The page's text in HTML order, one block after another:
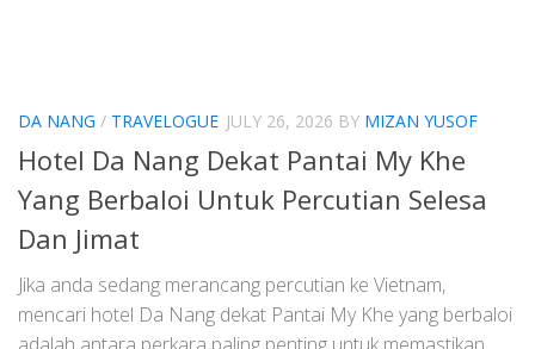
DA NANG / TRAVELOGUE JULY 26, 2026 BY MIZAN YUSOF
Hotel Da Nang Dekat Pantai My Khe
Yang Berbaloi Untuk Percutian Selesa
Dan Jimat
Jika anda sedang merancang percutian ke Vietnam,
mencari hotel Da Nang dekat Pantai My Khe yang berbaloi